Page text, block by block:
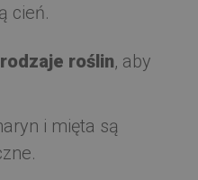
cień.
roślin, aby
i mięta są